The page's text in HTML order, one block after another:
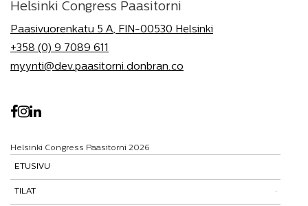
Helsinki Congress Paasitorni
Paasivuorenkatu 5 A, FIN-00530 Helsinki
+358 (0) 9 7089 611
myynti@dev.paasitorni.donbran.co
Helsinki Congress Paasitorni 2026
ETUSIVU
TILAT